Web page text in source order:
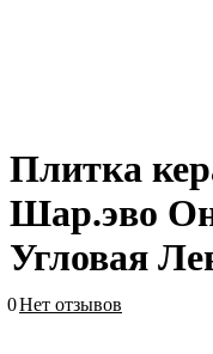
Плитка
Шар.эво
Угловая
0Нет отзывов